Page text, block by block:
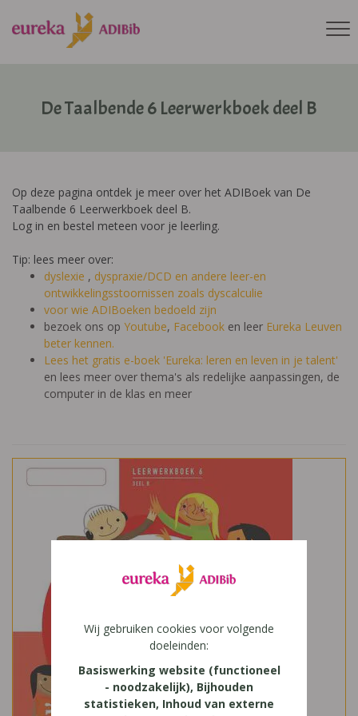
De Taalbende 6 Leerwerkboek deel B
Op deze pagina ontdek je meer over het ADIBoek van De
Taalbende 6 Leerwerkboek deel B.
Log in en bestel meteen voor je leerling.
Tip: lees meer over:
dyslexie , dyspraxie/DCD en andere leer-en
ontwikkelingsstoornissen zoals dyscalculie
voor wie ADIBoeken bedoeld zijn
bezoek ons op Youtube, Facebook en leer Eureka Leuven
beter kennen.
Lees het gratis e-boek 'Eureka: leren en leven in je talent'
en lees meer over thema's als redelijke aanpassingen, de
computer in de klas en meer
Wij gebruiken cookies voor volgende
doeleinden:
Basiswerking website (functioneel
- noodzakelijk), Bijhouden
statistieken, Inhoud van externe